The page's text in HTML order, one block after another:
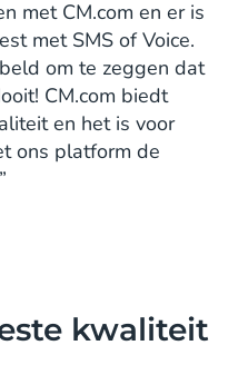
met CM.com en er is
met SMS of Voice.
om te zeggen dat
CM.com biedt
en het is voor
ons platform de
kwaliteit